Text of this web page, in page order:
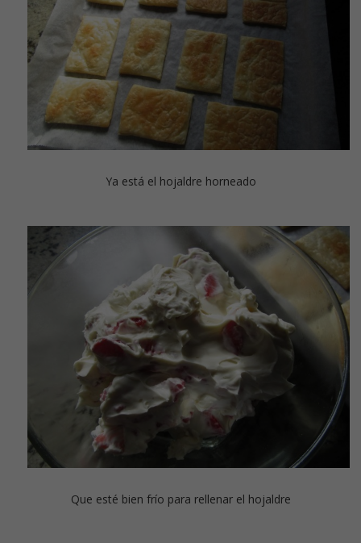
Ya está el hojaldre horneado
Que esté bien frío para rellenar el hojaldre